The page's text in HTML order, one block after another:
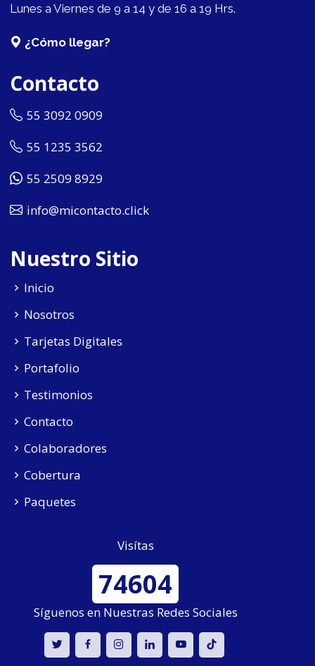
Lunes a Viernes de 9 a 14 y de 16 a 19 Hrs.
¿Cómo llegar?
Contacto
55 3092 0909
55 1235 3562
55 2509 8929
info@micontacto.click
Nuestro Sitio
Inicio
Nosotros
Tarjetas Digitales
Portafolio
Testimonios
Contacto
Colaboradores
Cobertura
Paquetes
Visítas
74604
Síguenos en Nuestras Redes Sociales